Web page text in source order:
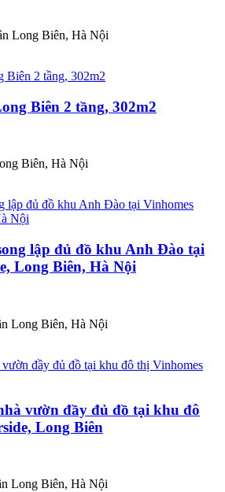
Long Biên, Hà Nội
Biên 2 tầng, 302m2
Biên, Hà Nội
lập đủ đồ khu Anh Đào tại
Long Biên, Hà Nội
Long Biên, Hà Nội
vườn đầy đủ đồ tại khu đô
Long Biên
Long Biên, Hà Nội